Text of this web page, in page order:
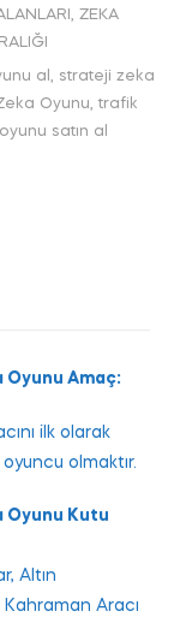
, ZEKA
al , strateji zeka
Oyunu, trafik
satın al
Amaç:
ilk olarak
olmaktır.
Oyunu Kutu
Altın
Kahraman Aracı